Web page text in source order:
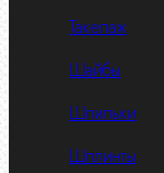
Такелаж
Шайбы
Шпильки
Шплинты